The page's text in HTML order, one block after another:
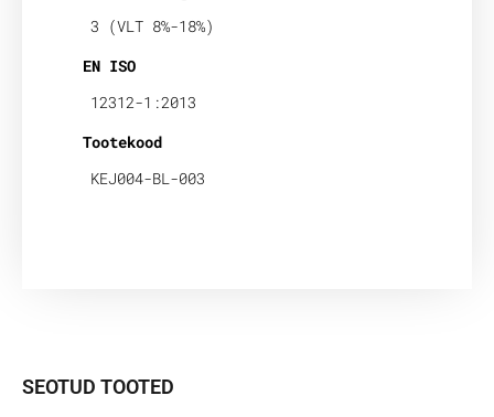
3 (VLT 8%-18%)
EN ISO
12312-1:2013
Tootekood
KEJ004-BL-003
SEOTUD TOOTED